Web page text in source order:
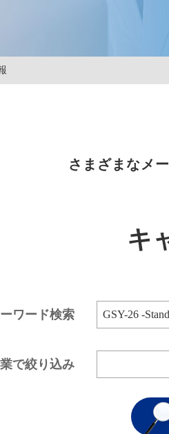
さまざまなメ
キ
ワード検索
で絞り込み